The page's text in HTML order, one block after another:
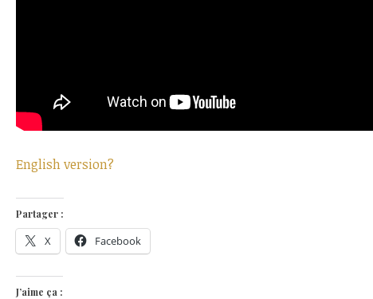
English version?
Partager :
X Facebook
J’aime ça :